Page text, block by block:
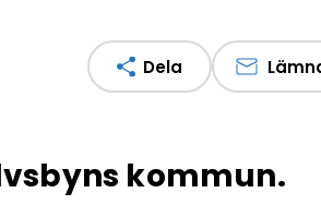
Dela
kommun.